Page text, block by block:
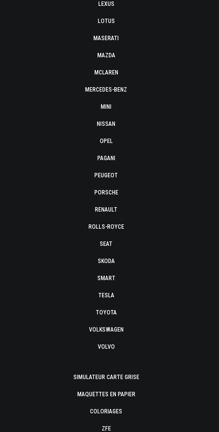
LEXUS
LOTUS
MASERATI
MAZDA
MCLAREN
MERCEDES-BENZ
MINI
NISSAN
OPEL
PAGANI
PEUGEOT
PORSCHE
RENAULT
ROLLS-ROYCE
SEAT
SKODA
SMART
TESLA
TOYOTA
VOLKSWAGEN
VOLVO
SIMULATEUR CARTE GRISE
MAQUETTES EN PAPIER
COLORIAGES
ZFE